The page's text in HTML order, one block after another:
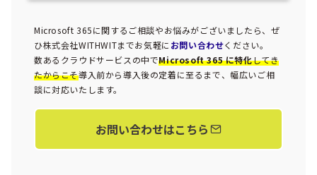
Microsoft 365に関するご相談やお悩みがございましたら、ぜ
ひ株式会社WITHWITまでお気軽に お問い合わせください。
数あるクラウドサービスの中でMicrosoft 365 に特化してき
たからこそ導入前から導入後の定着に至るまで、幅広いご相
談に対応いたします。
お問い合わせはこちら